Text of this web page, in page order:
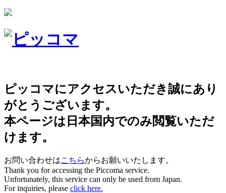
ピッコマにアクセスいただき誠にあり
がとうございます。
本ページは日本国内でのみ閲覧いただ
けます。
お問い合わせはこちらからお願いいたします。
Thank you for accessing the Piccoma service.
Unfortunately, this service can only be used from Japan.
For inquiries, please click here.